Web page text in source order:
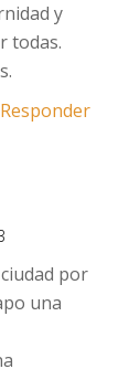
y
todas.
Responder
por
una